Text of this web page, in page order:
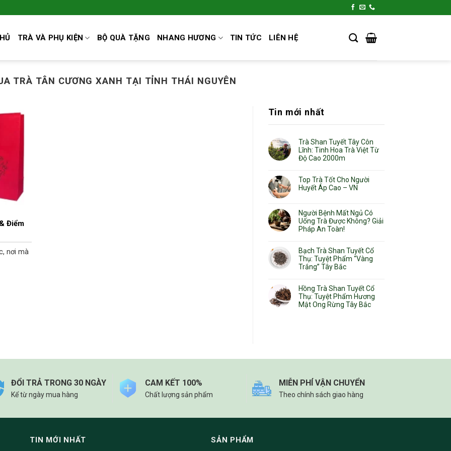
TRÀ VÀ PHỤ KIỆN BỘ QUÀ TẶNG NHANG HƯƠNG TIN TỨC LIÊN HỆ
TRÀ TÂN CƯƠNG XANH TẠI TỈNH THÁI NGUYÊN
Điểm
nơi mà
Tin mới nhất
Trà Shan Tuyết Tây Côn
Lĩnh: Tinh Hoa Trà Việt Từ
Độ Cao 2000m
Top Trà Tốt Cho Người
Huyết Áp Cao – VN
Người Bệnh Mất Ngủ Có
Uống Trà Được Không? Giải
Pháp An Toàn!
Bạch Trà Shan Tuyết Cổ
Thụ: Tuyệt Phẩm “Vàng
Trắng” Tây Bắc
Hồng Trà Shan Tuyết Cổ
Thụ: Tuyệt Phẩm Hương
Mật Ong Rừng Tây Bắc
ĐỔI TRẢ TRONG 30 NGÀY
Kể từ ngày mua hàng
CAM KẾT 100%
Chất lượng sản phẩm
MIỄN PHÍ VẬN CHUYỂN
Theo chính sách giao hàng
TIN MỚI NHẤT SẢN PHẨM